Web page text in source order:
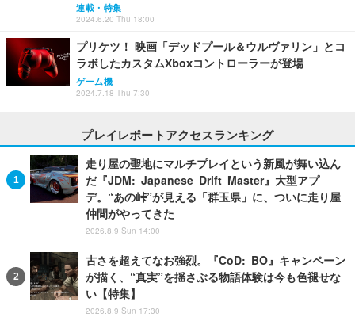
連載・特集
2024.6.20 Thu 18:00
プリケツ！ 映画「デッドプール＆ウルヴァリン」とコ
ラボしたカスタムXboxコントローラーが登場
ゲーム機
2024.7.18 Thu 7:30
プレイレポートアクセスランキング
走り屋の聖地にマルチプレイという新風が舞い込ん
だ『JDM: Japanese Drift Master』大型アプ
デ。“あの峠”が見える「群玉県」に、ついに走り屋
仲間がやってきた
2026.8.9 Sun 14:00
古さを超えてなお強烈。『CoD: BO』キャンペーン
が描く、“真実”を揺さぶる物語体験は今も色褪せな
い【特集】
2026.8.9 Sun 17:30